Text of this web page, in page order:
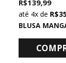
R$ 139,99
4x de R$